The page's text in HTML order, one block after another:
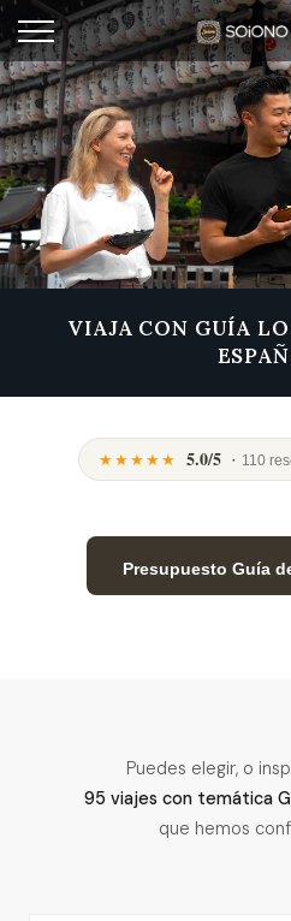
VIAJA CON GUÍA
★★★★★ 5.0/5 · 110
Presupuesto Guía
Puedes elegir, o
95 viajes con temática
que hemos